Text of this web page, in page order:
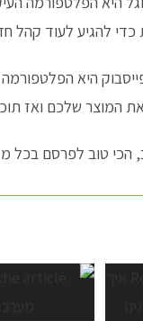
כדי להגיע לעוד קהל
היא
המוצר שלכם ואז
הכי טוב לפרסם בכל